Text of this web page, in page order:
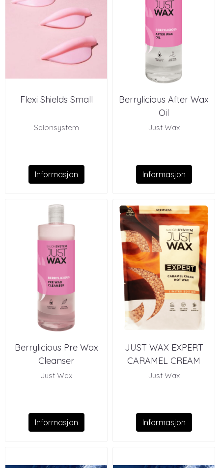
Flexi Shields Small
Salonsystem
Informasjon
Berrylicious After Wax
Oil
Just Wax
Informasjon
Berrylicious Pre Wax
Cleanser
Just Wax
Informasjon
JUST WAX EXPERT
CARAMEL CREAM
HOT WAX
Just Wax
Informasjon